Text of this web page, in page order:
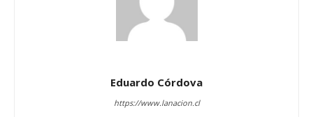
Eduardo Córdova
https://www.lanacion.cl